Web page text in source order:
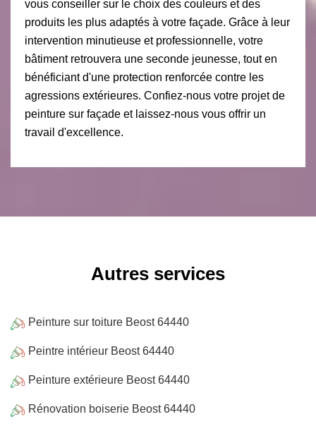
vous conseiller sur le choix des couleurs et des
produits les plus adaptés à votre façade. Grâce à leur
intervention minutieuse et professionnelle, votre
bâtiment retrouvera une seconde jeunesse, tout en
bénéficiant d'une protection renforcée contre les
agressions extérieures. Confiez-nous votre projet de
peinture sur façade et laissez-nous vous offrir un
travail d'excellence.
Autres services
Peinture sur toiture Beost 64440
Peintre intérieur Beost 64440
Peinture extérieure Beost 64440
Rénovation boiserie Beost 64440